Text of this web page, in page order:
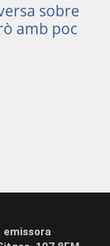
sobre
amb poc
emissora